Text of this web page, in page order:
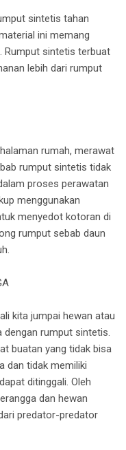
sintetis tahan
ini memang
Rumput sintetis terbuat
lebih dari rumput
rumah, merawat
rumput sintetis tidak
proses perawatan
menggunakan
menyedot kotoran di
rumput sebab daun
kita jumpai hewan atau
dengan rumput sintetis.
buatan yang tidak bisa
dan tidak memiliki
ditinggali. Oleh
dan hewan
predator-predator